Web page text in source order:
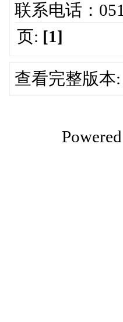
联系电话：
页: [1]
查看完整版本: